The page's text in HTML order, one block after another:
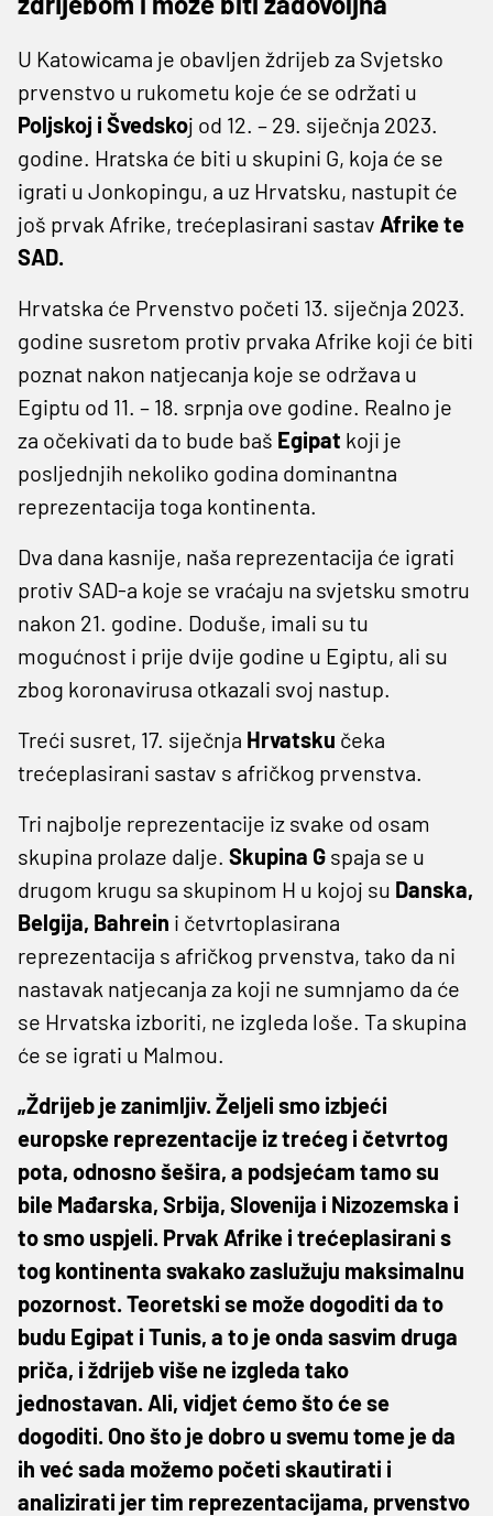
U Katowicama je obavljen ždrijeb za Svjetsko
prvenstvo u rukometu koje će se održati u
Poljskoj i Švedskoj od 12. – 29. siječnja 2023.
godine. Hratska će biti u skupini G, koja će se
igrati u Jonkopingu, a uz Hrvatsku, nastupit će
još prvak Afrike, trećeplasirani sastav Afrike te
SAD.
Hrvatska će Prvenstvo početi 13. siječnja 2023.
godine susretom protiv prvaka Afrike koji će biti
poznat nakon natjecanja koje se održava u
Egiptu od 11. – 18. srpnja ove godine. Realno je
za očekivati da to bude baš Egipat koji je
posljednjih nekoliko godina dominantna
reprezentacija toga kontinenta.
Dva dana kasnije, naša reprezentacija će igrati
protiv SAD-a koje se vraćaju na svjetsku smotru
nakon 21. godine. Doduše, imali su tu
mogućnost i prije dvije godine u Egiptu, ali su
zbog koronavirusa otkazali svoj nastup.
Treći susret, 17. siječnja Hrvatsku čeka
trećeplasirani sastav s afričkog prvenstva.
Tri najbolje reprezentacije iz svake od osam
skupina prolaze dalje. Skupina G spaja se u
drugom krugu sa skupinom H u kojoj su Danska,
Belgija, Bahrein i četvrtoplasirana
reprezentacija s afričkog prvenstva, tako da ni
nastavak natjecanja za koji ne sumnjamo da će
se Hrvatska izboriti, ne izgleda loše. Ta skupina
će se igrati u Malmou.
„Ždrijeb je zanimljiv. Željeli smo izbjeći
europske reprezentacije iz trećeg i četvrtog
pota, odnosno šešira, a podsjećam tamo su
bile Mađarska, Srbija, Slovenija i Nizozemska i
to smo uspjeli. Prvak Afrike i trećeplasirani s
tog kontinenta svakako zaslužuju maksimalnu
pozornost. Teoretski se može dogoditi da to
budu Egipat i Tunis, a to je onda sasvim druga
priča, i ždrijeb više ne izgleda tako
jednostavan. Ali, vidjet ćemo što će se
dogoditi. Ono što je dobro u svemu tome je da
ih već sada možemo početi skautirati i
analizirati jer tim reprezentacijama, prvenstvo